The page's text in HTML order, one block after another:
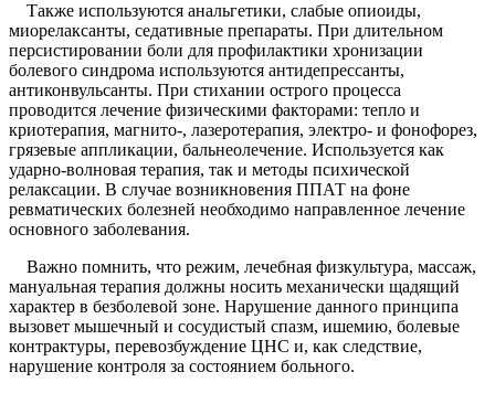
Также используются анальгетики, слабые опиоиды,
миорелаксанты, седативные препараты. При длительном
персистировании боли для профилактики хронизации
болевого синдрома используются антидепрессанты,
антиконвульсанты. При стихании острого процесса
проводится лечение физическими факторами: тепло и
криотерапия, магнито-, лазеротерапия, электро- и фонофорез,
грязевые аппликации, бальнеолечение. Используется как
ударно-волновая терапия, так и методы психической
релаксации. В случае возникновения ППАТ на фоне
ревматических болезней необходимо направленное лечение
основного заболевания.
Важно помнить, что режим, лечебная физкультура, массаж,
мануальная терапия должны носить механически щадящий
характер в безболевой зоне. Нарушение данного принципа
вызовет мышечный и сосудистый спазм, ишемию, болевые
контрактуры, перевозбуждение ЦНС и, как следствие,
нарушение контроля за состоянием больного.